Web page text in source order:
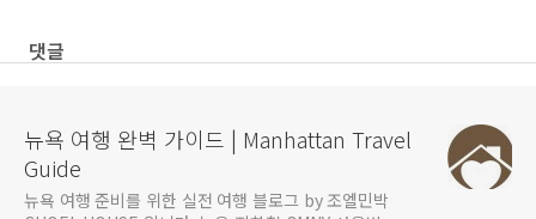
댓글
뉴욕 여행 완벽 가이드 | Manhattan Travel
Guide
뉴욕 여행 준비를 위한 실전 여행 블로그 by 조엘민박